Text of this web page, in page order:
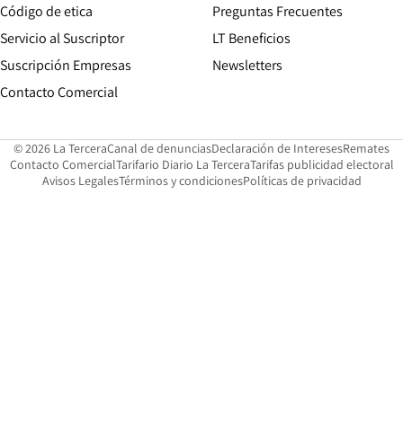
Código de etica Opens in new window
Servicio al Suscriptor
Suscripción Empresas
Contacto Comercial
Preguntas Frecuentes
LT Beneficios
Newsletters
© 2026 La TerceraCanal de denunciasOpens in new window
Declaración de InteresesOpens in
Remates
Contacto ComercialOpens in new window
Tarifario Diario La TerceraOpens in new window
Tarifas publicidad electoral
Avisos LegalesOpens in new window
Términos y condicionesPolíticas de privacidad